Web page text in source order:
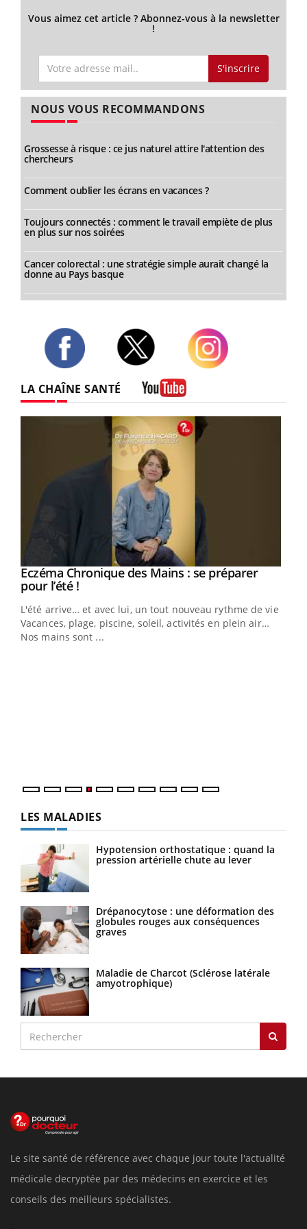
Vous aimez cet article ? Abonnez-vous à la newsletter
!
S'inscrire
NOUS VOUS RECOMMANDONS
Grossesse à risque : ce jus naturel attire l'attention des
chercheurs
Comment oublier les écrans en vacances ?
Toujours connectés : comment le travail empiète de plus
en plus sur nos soirées
Cancer colorectal : une stratégie simple aurait changé la
donne au Pays basque
LA CHAÎNE SANTÉ
Youtube
Eczéma Chronique des Mains : se préparer
pour l’été !Youtube
L'été arrive… et avec lui, un tout nouveau rythme de vie !
Vacances, plage, piscine, soleil, activités en plein air…
Nos mains sont ...
LES MALADIES
Hypotension orthostatique : quand la
pression artérielle chute au lever
Drépanocytose : une déformation des
globules rouges aux conséquences
graves
Maladie de Charcot (Sclérose latérale
amyotrophique)
Le site santé de référence avec chaque jour toute l'actualité
médicale decryptée par des médecins en exercice et les
conseils des meilleurs spécialistes.